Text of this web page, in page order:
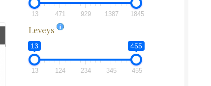
13 471 929 1387 1845
Leveys
13 455
13 124 234 345 455